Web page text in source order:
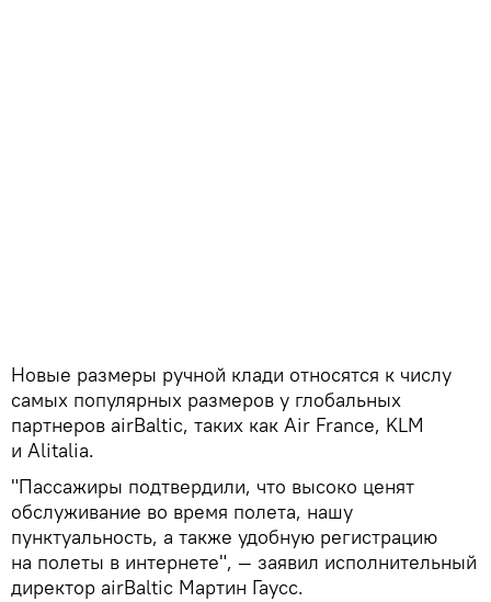
Новые размеры ручной клади относятся к числу
самых популярных размеров у глобальных
партнеров airBaltic, таких как Air France, KLM
и Alitalia.
"Пассажиры подтвердили, что высоко ценят
обслуживание во время полета, нашу
пунктуальность, а также удобную регистрацию
на полеты в интернете", — заявил исполнительный
директор airBaltic Мартин Гаусс.